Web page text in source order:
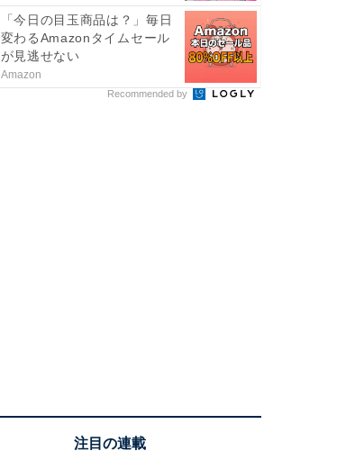
「今日の目玉商品は？」毎日
変わるAmazonタイムセール
が見逃せない
Amazon
Recommended by
注目の連載